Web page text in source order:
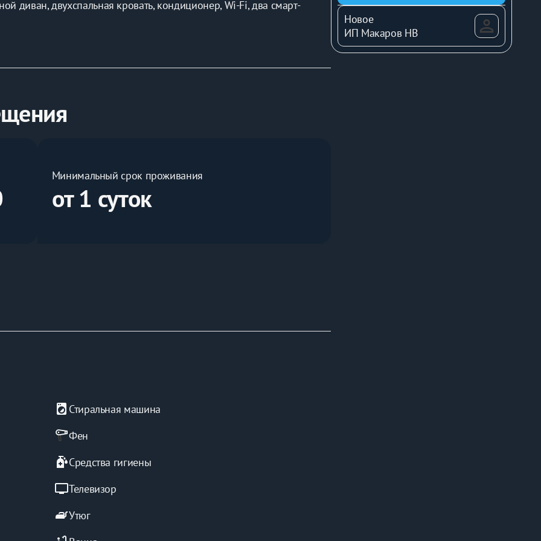
диван, двухспальная кровать, кондиционер, Wi-Fi, два смарт-
час). Предъявление паспорта обязательно. Для
Минимальный срок проживания
от 1 суток
local_laundry_service Стиральная машина
Фен
sanitizerСредства гигиены
tvТелевизор
ironУтюг
Новое
ИП Макаров НВ